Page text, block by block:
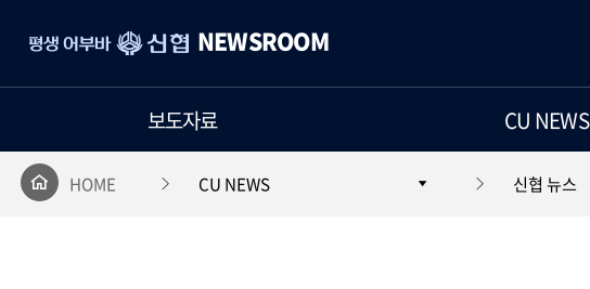
평
생
어
신
협
NEWSROOM
보도자료 CU NEWS
HOME CU NEWS 신협 뉴스